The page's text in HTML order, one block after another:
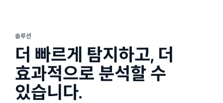
솔루션
더 빠르게 탐지하고, 더
효과적으로 분석할 수
있습니다.